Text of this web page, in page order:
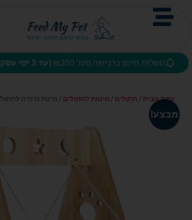
משלוח חינם ברכישה מעל ₪200 (עד 3 ימי עסקים)
עמוד הבית / חתולים / מיטות לחתולים / מיטת נדנדה לחתול
מבצע!